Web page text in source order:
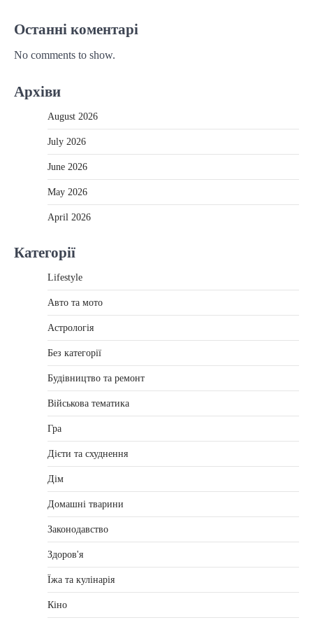
Останні коментарі
No comments to show.
Архіви
August 2026
July 2026
June 2026
May 2026
April 2026
Категорії
Lifestyle
Авто та мото
Астрологія
Без категорії
Будівництво та ремонт
Військова тематика
Гра
Дієти та схуднення
Дім
Домашні тварини
Законодавство
Здоров'я
Їжа та кулінарія
Кіно